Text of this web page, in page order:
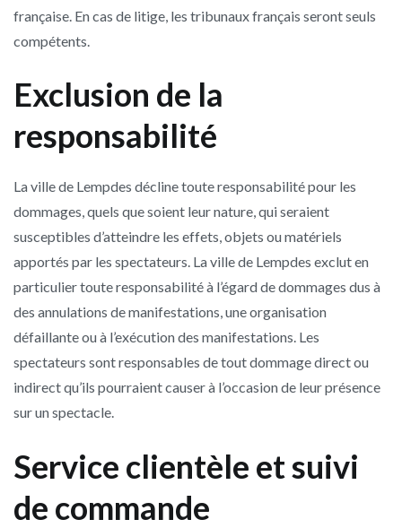
française. En cas de litige, les tribunaux français seront seuls
compétents.
Exclusion de la
responsabilité
La ville de Lempdes décline toute responsabilité pour les
dommages, quels que soient leur nature, qui seraient
susceptibles d’atteindre les effets, objets ou matériels
apportés par les spectateurs. La ville de Lempdes exclut en
particulier toute responsabilité à l’égard de dommages dus à
des annulations de manifestations, une organisation
défaillante ou à l’exécution des manifestations. Les
spectateurs sont responsables de tout dommage direct ou
indirect qu’ils pourraient causer à l’occasion de leur présence
sur un spectacle.
Service clientèle et suivi
de commande